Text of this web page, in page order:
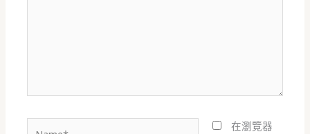
在瀏覽器